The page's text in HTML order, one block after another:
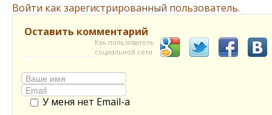
Войти как зарегистрированный пользователь.
Оставить комментарий
Как пользователь
социальной сети
У меня нет Email-а